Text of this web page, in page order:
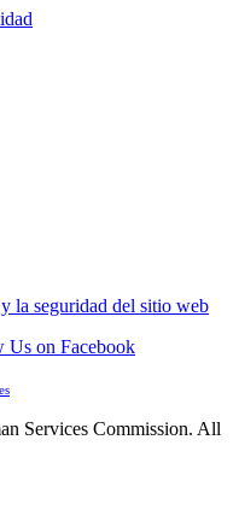
la seguridad del sitio web
Us on Facebook
Services Commission. All